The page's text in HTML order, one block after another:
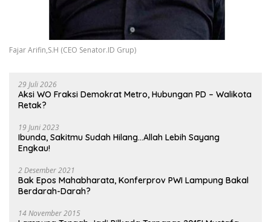
Fajar Arifin,S.H (CEO Senator.ID Grup)
29 Juli 2026
Aksi WO Fraksi Demokrat Metro, Hubungan PD – Walikota
Retak?
19 Juni 2023
Ibunda, Sakitmu Sudah Hilang…Allah Lebih Sayang
Engkau!
2 Desember 2021
Bak Epos Mahabharata, Konferprov PWI Lampung Bakal
Berdarah-Darah?
14 November 2015